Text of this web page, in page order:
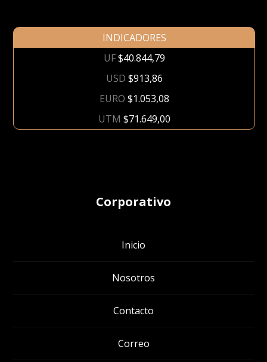
INDICADORES
UF$40.844,79
USD $913,86
EURO $1.053,08
UTM $71.649,00
Corporativo
Inicio
Nosotros
Contacto
Correo